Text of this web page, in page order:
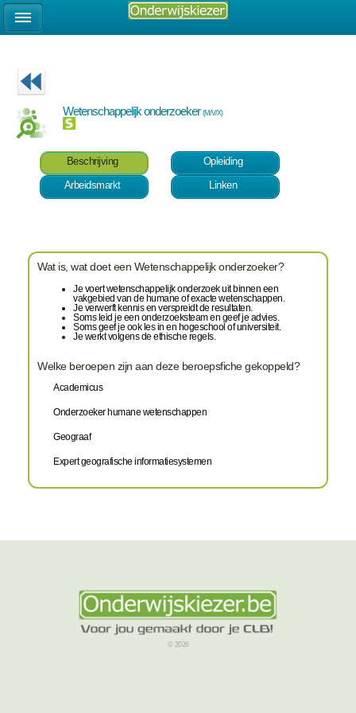
Wetenschappelijk onderzoeker(M/V/X)
Beschrijving
Opleiding
Arbeidsmarkt
Linken
Wat is, wat doet een Wetenschappelijk onderzoeker?
Je voert wetenschappelijk onderzoek uit binnen een
vakgebied van de humane of exacte wetenschappen.
Je verwerft kennis en verspreidt de resultaten.
Soms leid je een onderzoeksteam en geef je advies.
Soms geef je ook les in en hogeschool of universiteit.
Je werkt volgens de ethische regels.
Welke beroepen zijn aan deze beroepsfiche gekoppeld?
Academicus
Onderzoeker humane wetenschappen
Geograaf
Expert geografische informatiesystemen
© 2026